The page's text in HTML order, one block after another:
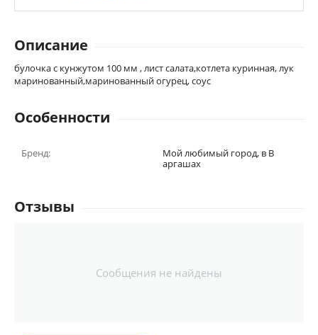
Описание
булочка с кунжутом 100 мм , лист салата,котлета куринная, лук
маринованный,маринованный огурец, соус
Особенности
Бренд:
Мой любимый город, в В
аргашах
Отзывы
Сообщения не найдены